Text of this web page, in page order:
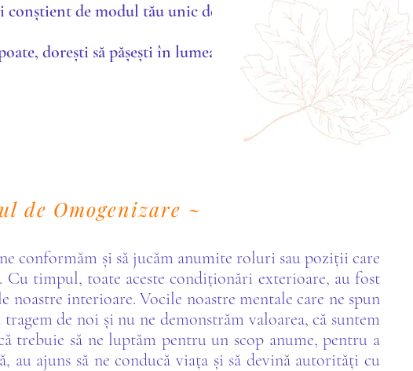
conștient de modul tău unic de a fi?
dorești să pășești în lumea
de Omogenizare ~
conformăm și să jucăm anumite roluri sau poziții care
timpul, toate aceste condiționări exterioare, au fost
interioare. Vocile noastre mentale care ne spun
de noi și nu ne demonstrăm valoarea, că suntem
trebuie să ne luptăm pentru un scop anume, pentru a
au ajuns să ne conducă viața și să devină autorități cu